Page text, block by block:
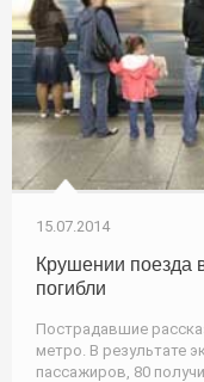
15.07.2014
Крушении поезда
погибли
Пострадавшие
метро. В результате
пассажиров, 80